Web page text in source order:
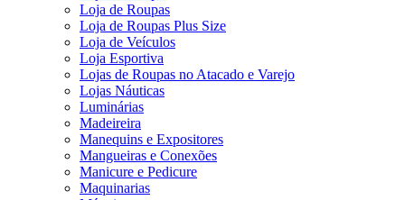
Loja de Roupas
Loja de Roupas Plus Size
Loja de Veículos
Loja Esportiva
Lojas de Roupas no Atacado e Varejo
Lojas Náuticas
Luminárias
Madeireira
Manequins e Expositores
Mangueiras e Conexões
Manicure e Pedicure
Maquinarias